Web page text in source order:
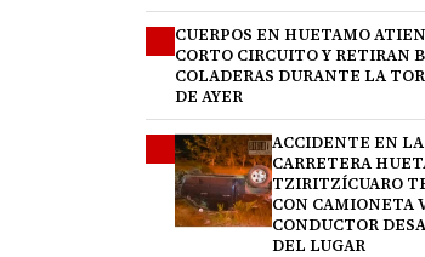
CUERPOS EN HUETAMO
CORTO CIRCUITO Y RETIRAN
COLADERAS DURANTE LA
DE AYER
ACCIDENTE EN LA
CARRETERA
TZIRITZÍCUARO
CON CAMIONETA
CONDUCTOR
DEL LUGAR